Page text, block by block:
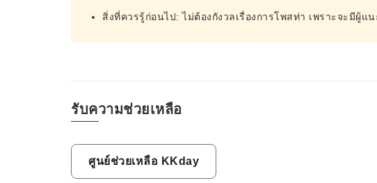
สิ่งที่ควรรู้ก่อนไป: ไม่ต้องกังวลเรื่องการโพสท่า เพราะจะมีผู้แ
รับความช่วยเหลือ
ศูนย์ช่วยเหลือ KKday